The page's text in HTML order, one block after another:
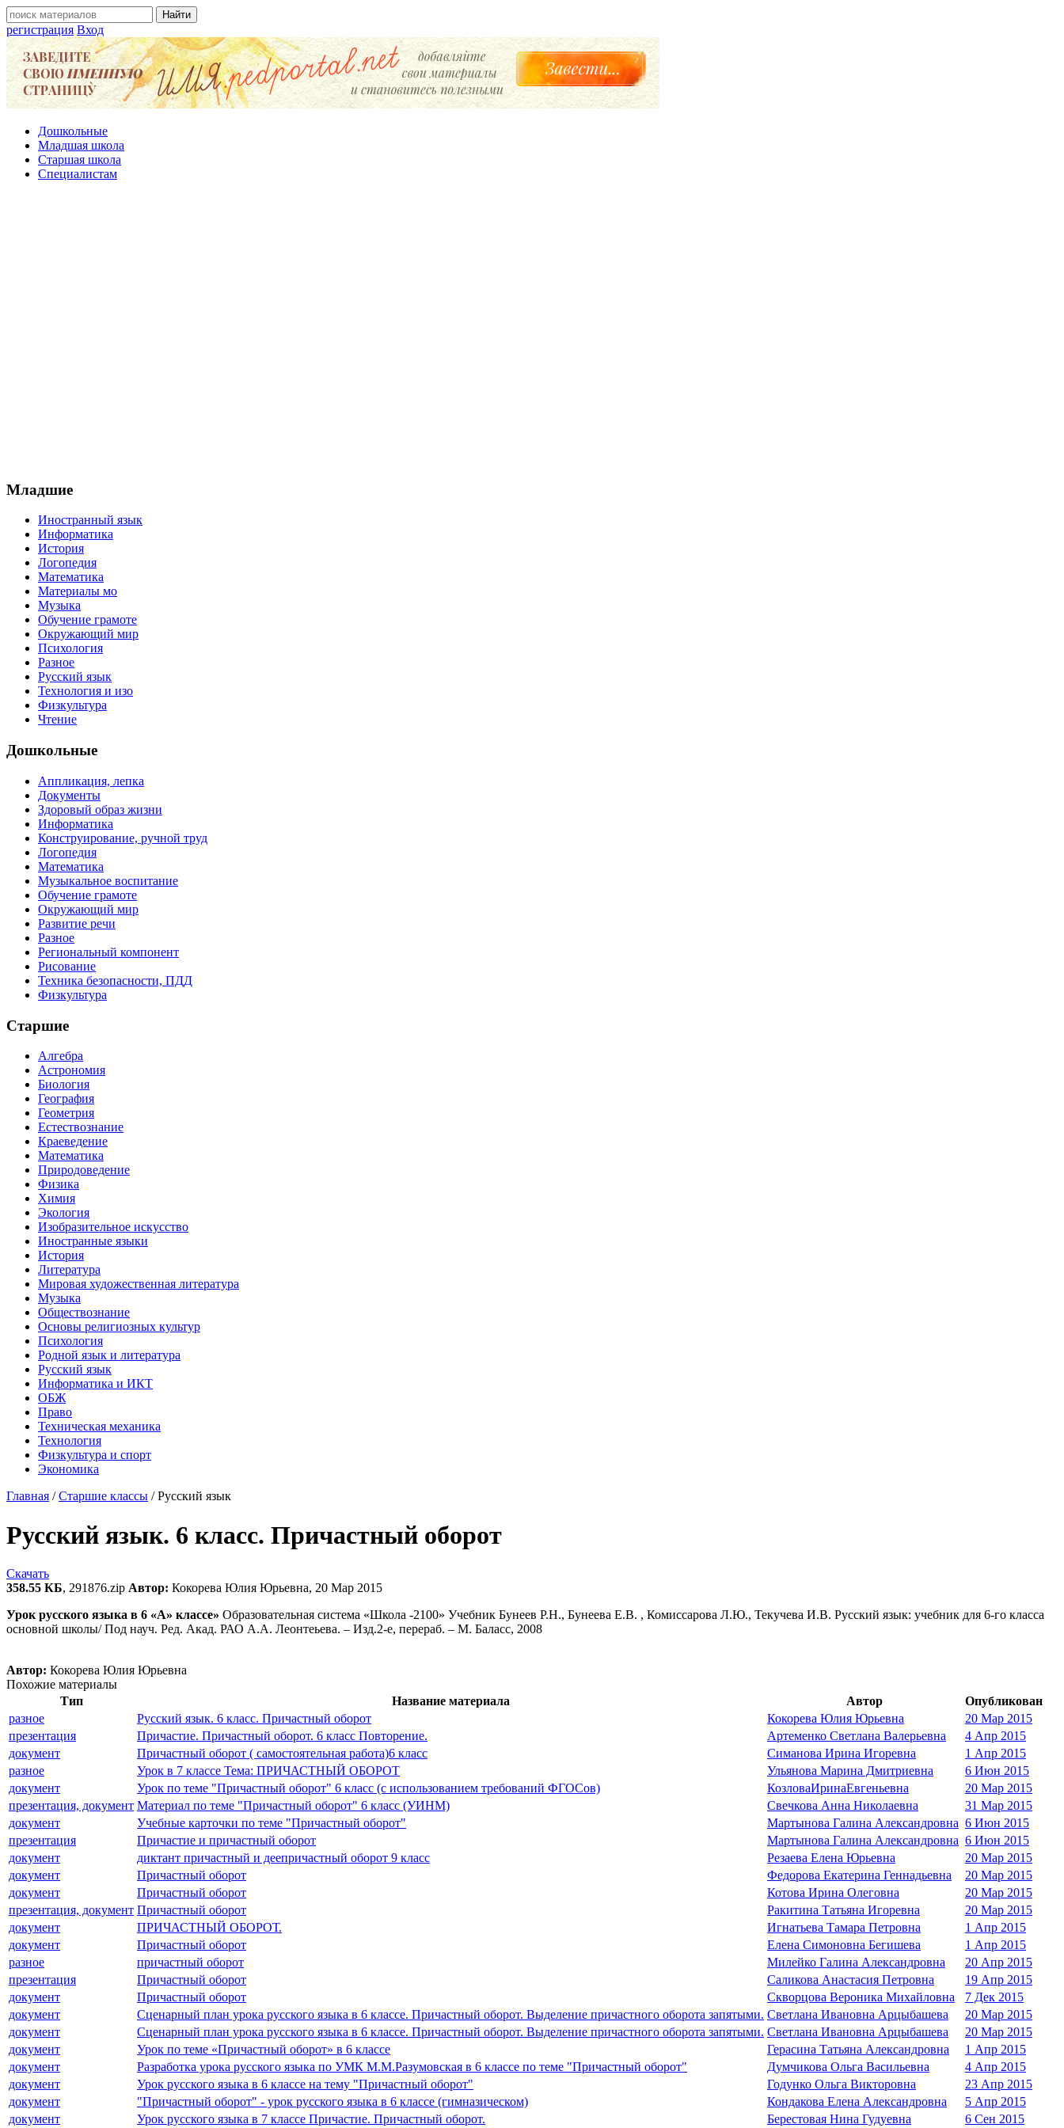
регистрация Вход
Дошкольные
Младшая школа
Старшая школа
Специалистам
Младшие
Иностранный язык
Информатика
История
Логопедия
Математика
Материалы мо
Музыка
Обучение грамоте
Окружающий мир
Психология
Разное
Русский язык
Технология и изо
Физкультура
Чтение
Дошкольные
Аппликация, лепка
Документы
Здоровый образ жизни
Информатика
Конструирование, ручной труд
Логопедия
Математика
Музыкальное воспитание
Обучение грамоте
Окружающий мир
Развитие речи
Разное
Региональный компонент
Рисование
Техника безопасности, ПДД
Физкультура
Старшие
Алгебра
Астрономия
Биология
География
Геометрия
Естествознание
Краеведение
Математика
Природоведение
Физика
Химия
Экология
Изобразительное искусство
Иностранные языки
История
Литература
Мировая художественная литература
Музыка
Обществознание
Основы религиозных культур
Психология
Родной язык и литература
Русский язык
Информатика и ИКТ
ОБЖ
Право
Техническая механика
Технология
Физкультура и спорт
Экономика
Главная /Старшие классы /Русский язык
Русский язык. 6 класс. Причастный оборот
Скачать
358.55 КБ, 291876.zip Автор: Кокорева Юлия Юрьевна, 20 Мар 2015
Урок русского языка в 6 «А» классе» Образовательная система «Школа -2100» Учебник Бунеев Р.Н., Бунеева Е.В. , Комиссарова Л.Ю., Текучева И.В. Русский язык: учебник для 6-го класса
основной школы/ Под науч. Ред. Акад. РАО А.А. Леонтеьева. – Изд.2-е, перераб. – М. Баласс, 2008
Автор: Кокорева Юлия Юрьевна
Похожие материалы
Тип
Название материала Автор
Опубликован
разное
Русский язык. 6 класс. Причастный оборот Кокорева Юлия Юрьевна
20 Мар 2015
презентация
Причастие. Причастный оборот. 6 класс Повторение. Артеменко Светлана Валерьевна
4 Апр 2015
документ
Причастный оборот ( самостоятельная работа)6 класс Симанова Ирина Игоревна
1 Апр 2015
разное
Урок в 7 классе Тема: ПРИЧАСТНЫЙ ОБОРОТ Ульянова Марина Дмитриевна
6 Июн 2015
документ
Урок по теме "Причастный оборот" 6 класс (с использованием требований ФГОСов) КозловаИринаЕвгеньевна
20 Мар 2015
презентация, документ Материал по теме "Причастный оборот" 6 класс (УИНМ) Свечкова Анна Николаевна
31 Мар 2015
документ
Учебные карточки по теме "Причастный оборот" Мартынова Галина Александровна 6 Июн 2015
презентация
Причастие и причастный оборот Мартынова Галина Александровна 6 Июн 2015
документ
диктант причастный и деепричастный оборот 9 класс Резаева Елена Юрьевна
20 Мар 2015
документ
Причастный оборот Федорова Екатерина Геннадьевна
20 Мар 2015
документ
Причастный оборот Котова Ирина Олеговна
20 Мар 2015
презентация, документ Причастный оборот Ракитина Татьяна Игоревна
20 Мар 2015
документ
ПРИЧАСТНЫЙ ОБОРОТ. Игнатьева Тамара Петровна
1 Апр 2015
документ
Причастный оборот Елена Симоновна Бегишева
1 Апр 2015
разное
причастный оборот Милейко Галина Александровна
20 Апр 2015
презентация
Причастный оборот Саликова Анастасия Петровна
19 Апр 2015
документ
Причастный оборот Скворцова Вероника Михайловна
7 Дек 2015
документ
Сценарный план урока русского языка в 6 классе. Причастный оборот. Выделение причастного оборота запятыми. Светлана Ивановна Арцыбашева
20 Мар 2015
документ
Сценарный план урока русского языка в 6 классе. Причастный оборот. Выделение причастного оборота запятыми. Светлана Ивановна Арцыбашева
20 Мар 2015
документ
Урок по теме «Причастный оборот» в 6 классе Герасина Татьяна Александровна
1 Апр 2015
документ
Разработка урока русского языка по УМК М.М.Разумовская в 6 классе по теме "Причастный оборот" Думчикова Ольга Васильевна
4 Апр 2015
документ
Урок русского языка в 6 классе на тему "Причастный оборот" Годунко Ольга Викторовна
23 Апр 2015
документ
"Причастный оборот" - урок русского языка в 6 классе (гимназическом) Кондакова Елена Александровна
5 Апр 2015
документ
Урок русского языка в 7 классе Причастие. Причастный оборот. Берестовая Нина Гудуевна 6 Сен 2015